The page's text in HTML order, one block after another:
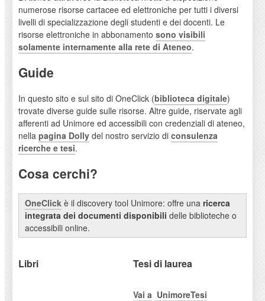
numerose risorse cartacee ed elettroniche per tutti i diversi
livelli di specializzazione degli studenti e dei docenti. Le
risorse elettroniche in abbonamento sono visibili
solamente internamente alla rete di Ateneo.
Guide
In questo sito e sul sito di OneClick (biblioteca digitale)
trovate diverse guide sulle risorse. Altre guide, riservate agli
afferenti ad Unimore ed accessibili con credenziali di ateneo,
nella pagina Dollydel nostro servizio di consulenza
ricerche e tesi.
Cosa cerchi?
OneClick è il discovery tool Unimore: offre una ricerca
integrata dei documenti disponibili delle biblioteche o
accessibili online.
Libri Tesi di laurea
Vai a UnimoreTesi